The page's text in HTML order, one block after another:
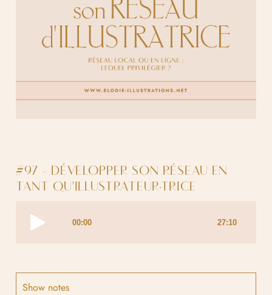
#97 - DÉVELOPPER SON RÉSEAU EN
TANT QU'ILLUSTRATEUR·TRICE
Show notes